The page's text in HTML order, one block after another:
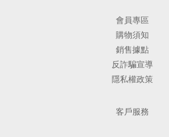
會員專區
購物須知
銷售據點
反詐騙宣導
隱私權政策
客戶服務